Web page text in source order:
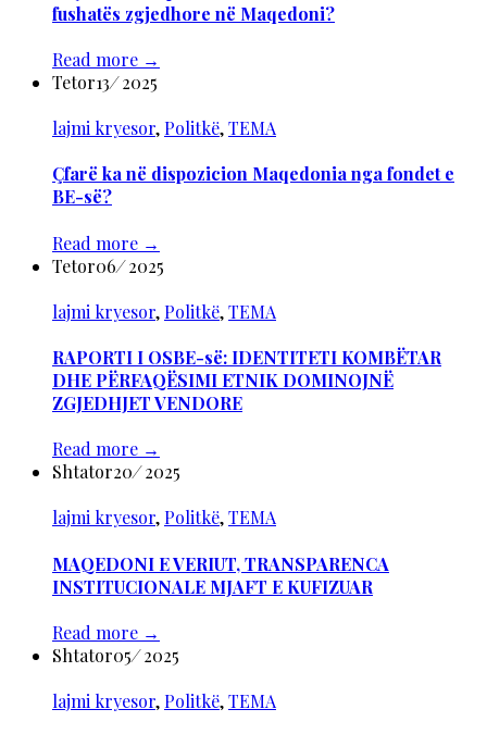
fushatës zgjedhore në Maqedoni?
Read more →
Tetor13/2025
lajmi kryesor, Politkë,TEMA
Çfarë ka në dispozicion Maqedonia nga fondet e
BE-së?
Read more →
Tetor06/2025
lajmi kryesor, Politkë,TEMA
RAPORTI I OSBE-së: IDENTITETI KOMBËTAR
DHE PËRFAQËSIMI ETNIK DOMINOJNË
ZGJEDHJET VENDORE
Read more →
Shtator20/2025
lajmi kryesor,Politkë,TEMA
MAQEDONI E VERIUT, TRANSPARENCA
INSTITUCIONALE MJAFT E KUFIZUAR
Read more →
Shtator05/2025
lajmi kryesor, Politkë,TEMA